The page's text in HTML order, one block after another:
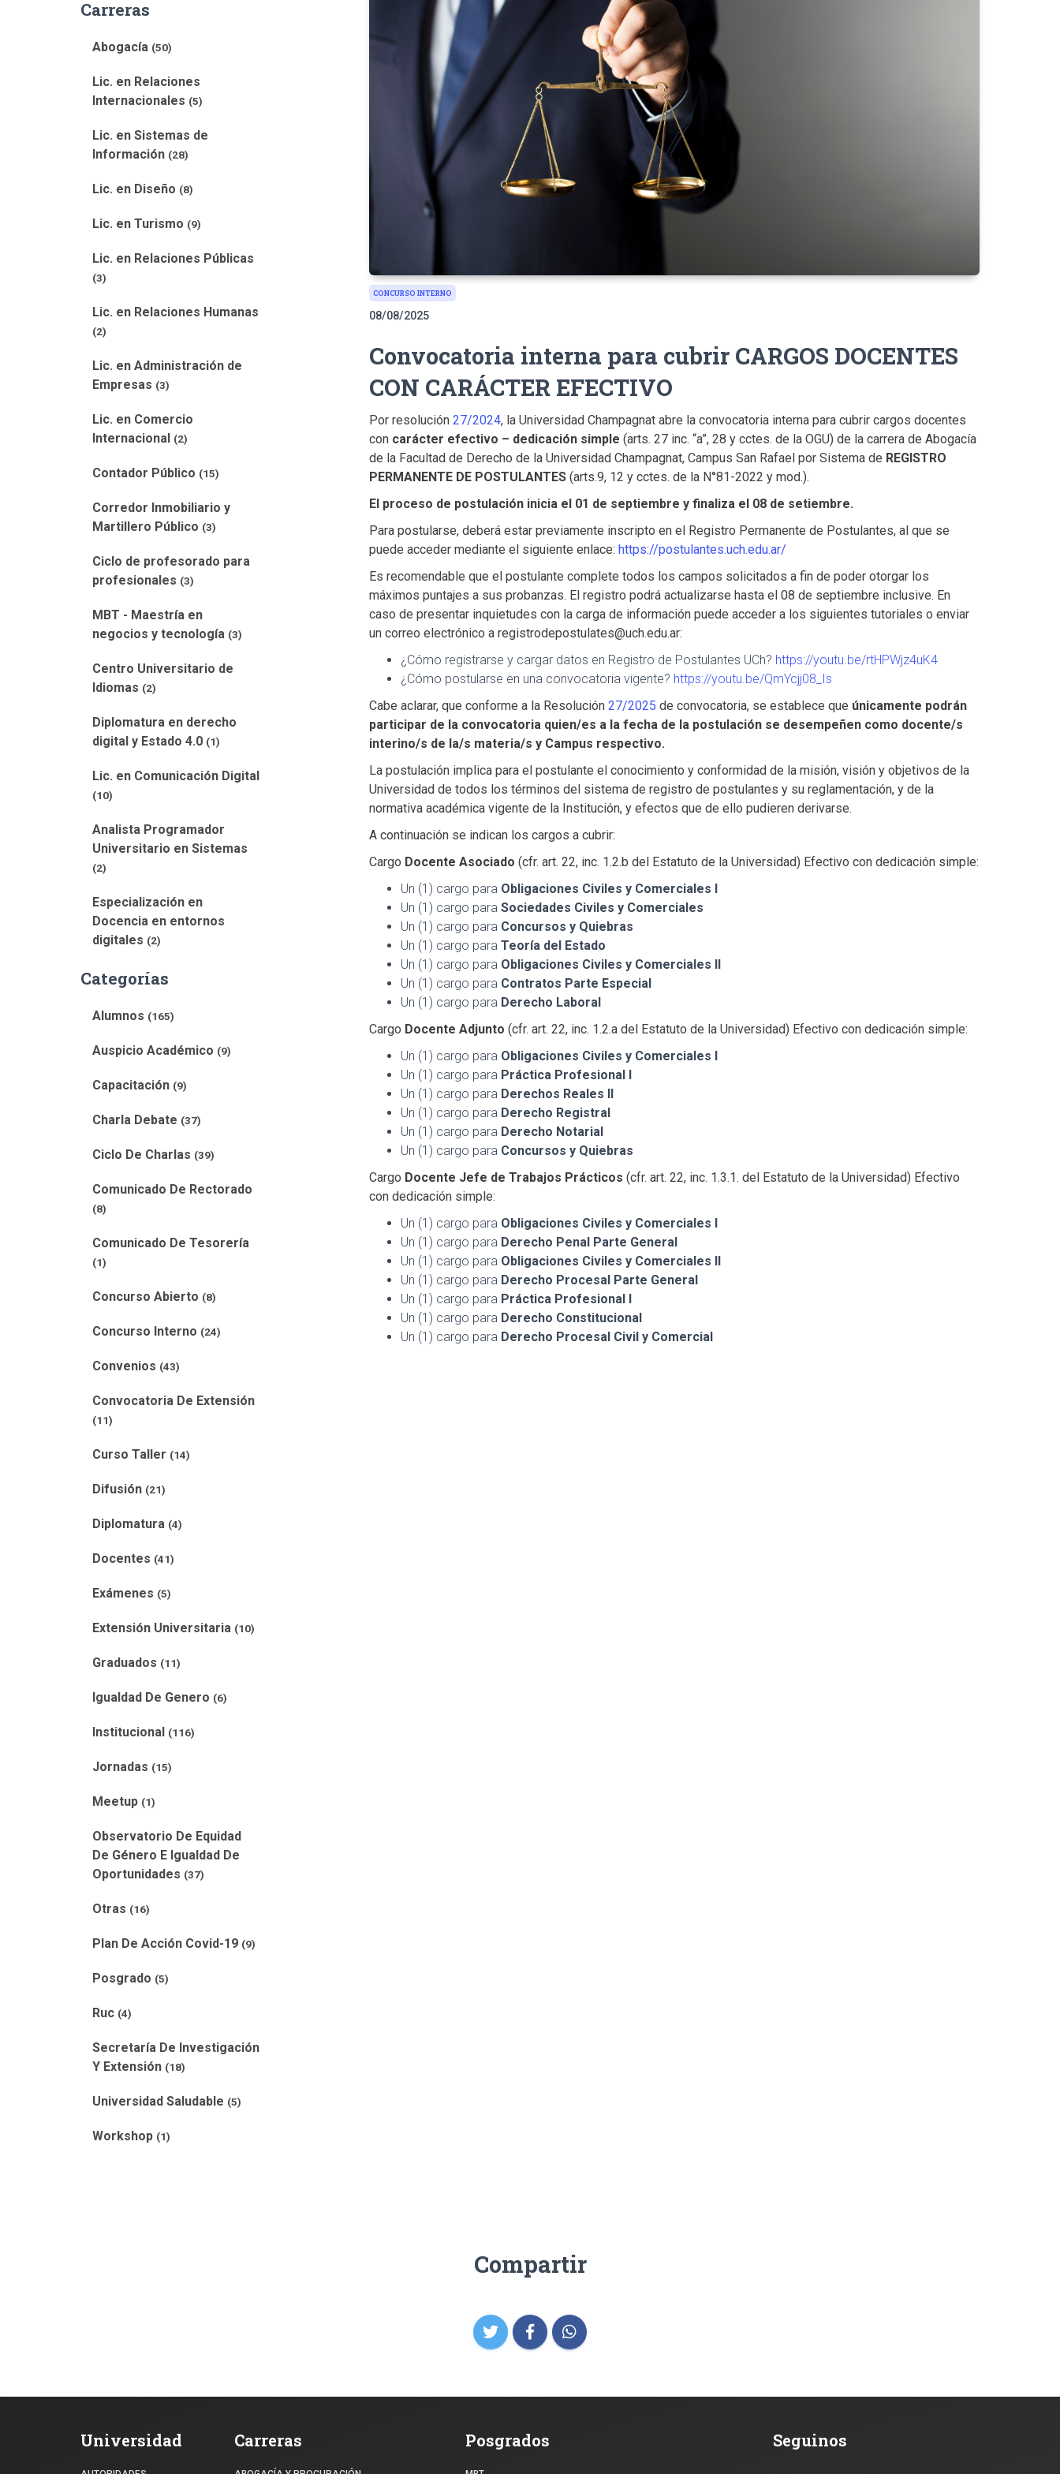
Carreras
Abogacía (50)
Lic. en Relaciones
Internacionales (5)
Lic. en Sistemas de
Información (28)
Lic. en Diseño (8)
Lic. en Turismo (9)
Lic. en Relaciones Públicas
(3)
Lic. en Relaciones Humanas
(2)
Lic. en Administración de
Empresas (3)
Lic. en Comercio
Internacional (2)
Contador Público (15)
Corredor Inmobiliario y
Martillero Público (3)
Ciclo de profesorado para
profesionales (3)
MBT - Maestría en
negocios y tecnología (3)
Centro Universitario de
Idiomas (2)
Diplomatura en derecho
digital y Estado 4.0 (1)
Lic. en Comunicación Digital
(10)
Analista Programador
Universitario en Sistemas
(2)
Especialización en
Docencia en entornos
digitales (2)
Categorías
Alumnos (165)
Auspicio Académico (9)
Capacitación (9)
Charla Debate (37)
Ciclo De Charlas (39)
Comunicado De Rectorado
(8)
Comunicado De Tesorería
(1)
Concurso Abierto (8)
Concurso Interno (24)
Convenios (43)
Convocatoria De Extensión
(11)
Curso Taller (14)
Difusión (21)
Diplomatura (4)
Docentes (41)
Exámenes (5)
Extensión Universitaria (10)
Graduados (11)
Igualdad De Genero (6)
Institucional (116)
Jornadas (15)
Meetup (1)
Observatorio De Equidad
De Género E Igualdad De
Oportunidades (37)
Otras (16)
Plan De Acción Covid-19 (9)
Posgrado (5)
Ruc (4)
Secretaría De Investigación
Y Extensión (18)
Universidad Saludable (5)
Workshop (1)
CONCURSO INTERNO
08/08/2025
Convocatoria interna para cubrir CARGOS DOCENTES
CON CARÁCTER EFECTIVO
Por resolución 27/2024, la Universidad Champagnat abre la convocatoria interna para cubrir cargos docentes
con carácter efectivo – dedicación simple (arts. 27 inc. “a”, 28 y cctes. de la OGU) de la carrera de Abogacía
de la Facultad de Derecho de la Universidad Champagnat, Campus San Rafael por Sistema de REGISTRO
PERMANENTE DE POSTULANTES(arts.9, 12 y cctes. de la N°81-2022 y mod.).
El proceso de postulación inicia el 01 de septiembre y finaliza el 08 de setiembre.
Para postularse, deberá estar previamente inscripto en el Registro Permanente de Postulantes, al que se
puede acceder mediante el siguiente enlace: https://postulantes.uch.edu.ar/
Es recomendable que el postulante complete todos los campos solicitados a fin de poder otorgar los
máximos puntajes a sus probanzas. El registro podrá actualizarse hasta el 08 de septiembre inclusive. En
caso de presentar inquietudes con la carga de información puede acceder a los siguientes tutoriales o enviar
un correo electrónico a registrodepostulates@uch.edu.ar:
¿Cómo registrarse y cargar datos en Registro de Postulantes UCh? https://youtu.be/rtHPWjz4uK4
¿Cómo postularse en una convocatoria vigente? https://youtu.be/QmYcjj08_Is
Cabe aclarar, que conforme a la Resolución 27/2025 de convocatoria, se establece que únicamente podrán
participar de la convocatoria quien/es a la fecha de la postulación se desempeñen como docente/s
interino/s de la/s materia/s y Campus respectivo.
La postulación implica para el postulante el conocimiento y conformidad de la misión, visión y objetivos de la
Universidad de todos los términos del sistema de registro de postulantes y su reglamentación, y de la
normativa académica vigente de la Institución, y efectos que de ello pudieren derivarse.
A continuación se indican los cargos a cubrir:
Cargo Docente Asociado (cfr. art. 22, inc. 1.2.b del Estatuto de la Universidad) Efectivo con dedicación simple:
Un (1) cargo para Obligaciones Civiles y Comerciales I
Un (1) cargo para Sociedades Civiles y Comerciales
Un (1) cargo para Concursos y Quiebras
Un (1) cargo para Teoría del Estado
Un (1) cargo para Obligaciones Civiles y Comerciales II
Un (1) cargo para Contratos Parte Especial
Un (1) cargo para Derecho Laboral
Cargo Docente Adjunto (cfr. art. 22, inc. 1.2.a del Estatuto de la Universidad) Efectivo con dedicación simple:
Un (1) cargo para Obligaciones Civiles y Comerciales I
Un (1) cargo para Práctica Profesional I
Un (1) cargo para Derechos Reales II
Un (1) cargo paraDerecho Registral
Un (1) cargo para Derecho Notarial
Un (1) cargo para Concursos y Quiebras
Cargo Docente Jefe de Trabajos Prácticos (cfr. art. 22, inc. 1.3.1. del Estatuto de la Universidad) Efectivo
con dedicación simple:
Un (1) cargo para Obligaciones Civiles y Comerciales I
Un (1) cargo para Derecho Penal Parte General
Un (1) cargo para Obligaciones Civiles y Comerciales II
Un (1) cargo para Derecho Procesal Parte General
Un (1) cargo para Práctica Profesional I
Un (1) cargo para Derecho Constitucional
Un (1) cargo paraDerecho Procesal Civil y Comercial
Compartir
Universidad Carreras Posgrados Seguinos